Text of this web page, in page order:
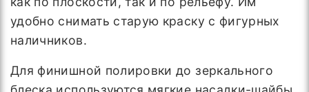
удобно снимать старую краску с фигурных
наличников.
Для финишной полировки до зеркального